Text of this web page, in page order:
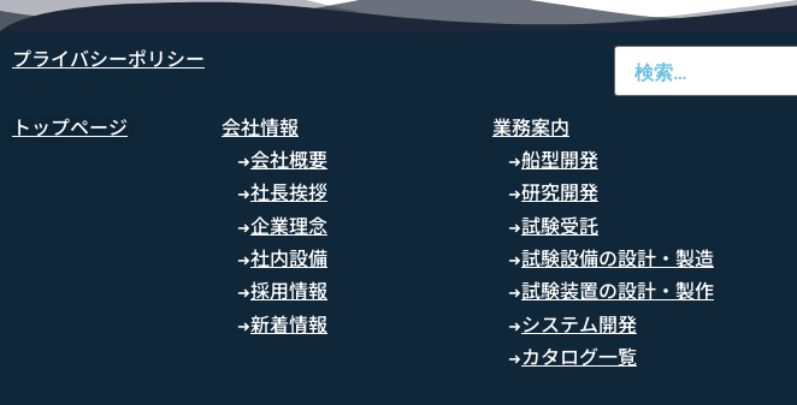
プライバシーポリシー
トップページ 会社情報
➜会社概要
➜社長挨拶
➜企業理念
➜社内設備
➜採用情報
➜新着情報
業務案内
➜船型開発
➜研究開発
➜試験受託
➜試験設備の設計・製造
➜試験装置の設計・製作
➜システム開発
➜カタログ一覧